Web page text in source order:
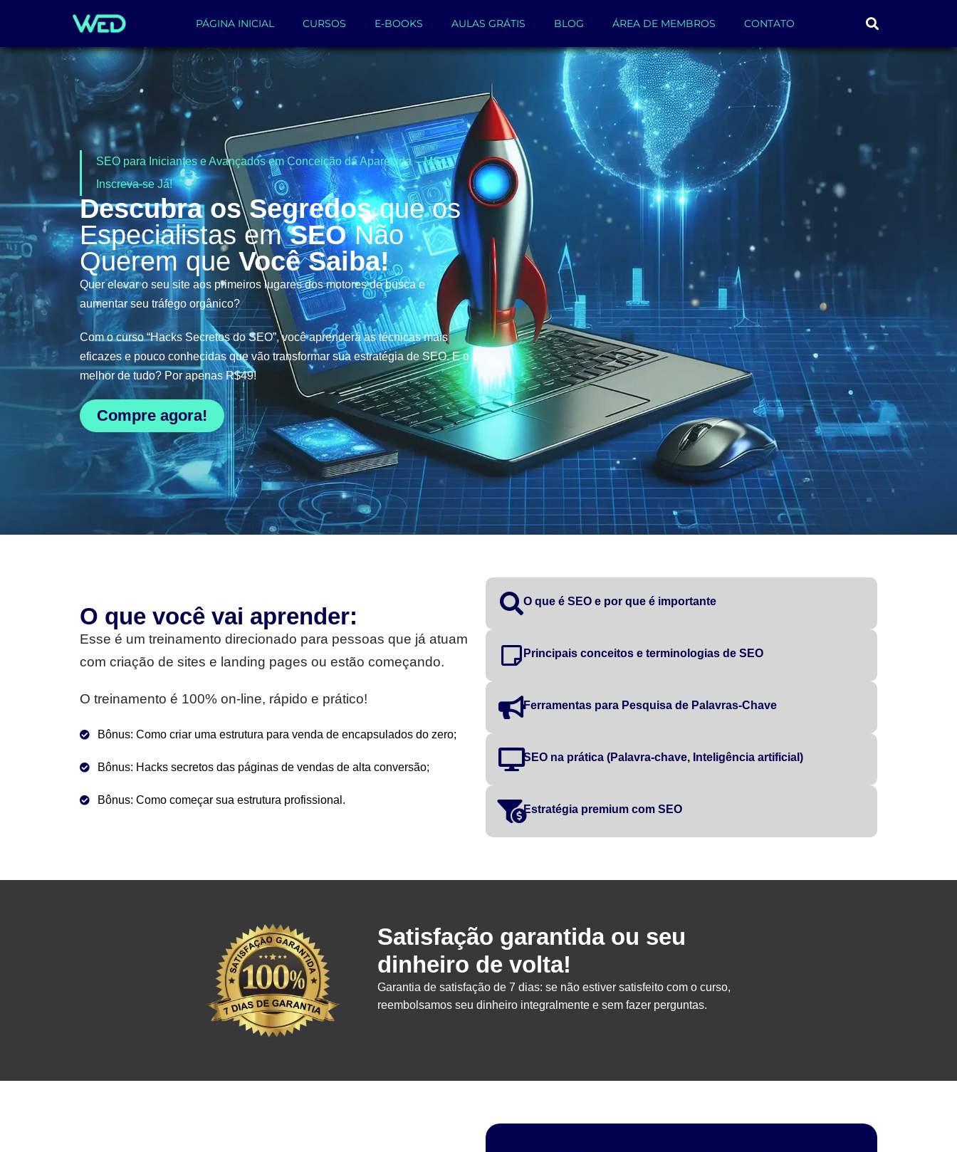
PÁGINA INICIAL CURSOS E-BOOKS AULAS GRÁTIS BLOG ÁREA DE MEMBROS CONTATO
SEO para Iniciantes e Avançados em Conceição da Aparecida – MG –
Inscreva-se Já!
Descubra os Segredosque os
Especialistas emSEONão
Querem que Você Saiba!
Quer elevar o seu site aos primeiros lugares dos motores de busca e
aumentar seu tráfego orgânico?
Com o curso “Hacks Secretos do SEO”, você aprenderá as técnicas mais
eficazes e pouco conhecidas que vão transformar sua estratégia de SEO. E o
melhor de tudo? Por apenas R$49!
Compre agora!
O que você vai aprender:
Esse é um treinamento direcionado para pessoas que já atuam
com criação de sites e landing pages ou estão começando.
O treinamento é 100% on-line, rápido e prático!
Bônus: Como criar uma estrutura para venda de encapsulados do zero;
Bônus: Hacks secretos das páginas de vendas de alta conversão;
Bônus: Como começar sua estrutura profissional.
O que é SEO e por que é importante
Principais conceitos e terminologias de SEO
Ferramentas para Pesquisa de Palavras-Chave
SEO na prática (Palavra-chave, Inteligência artificial)
Estratégia premium com SEO
Satisfação garantida ou seu
dinheiro de volta!
Garantia de satisfação de 7 dias: se não estiver satisfeito com o curso,
reembolsamos seu dinheiro integralmente e sem fazer perguntas.